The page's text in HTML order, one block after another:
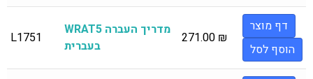
L1751
WRAT5 מדריך העברה
בעברית
271.00 ₪
דף מוצר
הוסף לסל